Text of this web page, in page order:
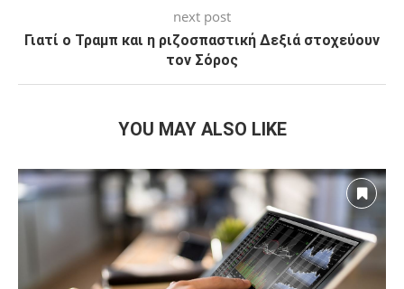
next post
Γιατί ο Τραμπ και η ριζοσπαστική Δεξιά στοχεύουν
τον Σόρος
YOU MAY ALSO LIKE